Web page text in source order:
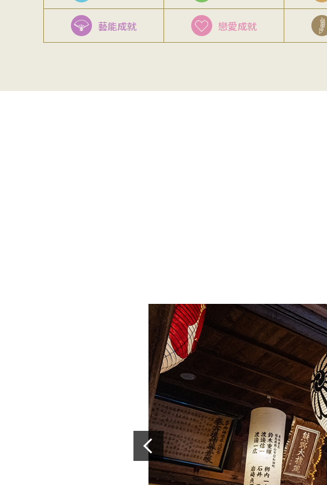
藝能成就 戀愛成就